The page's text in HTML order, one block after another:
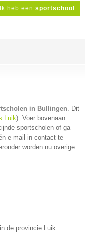
Ik heb een sportschool
in Bullingen. Dit
Luik). Voer bovenaan
sportscholen of ga
e-mail in contact te
worden nu overige
de provincie Luik.